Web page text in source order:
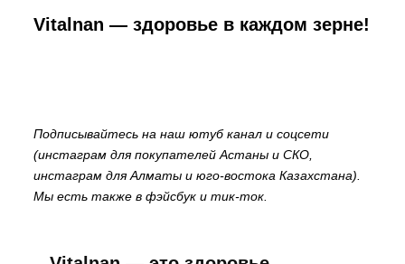
Vitalnan — здоровье в каждом зерне!
Подписывайтесь на наш ютуб канал и соцсети
(инстаграм для покупателей Астаны и СКО,
инстаграм для Алматы и юго-востока Казахстана).
Мы есть также в фэйсбук и тик-ток.